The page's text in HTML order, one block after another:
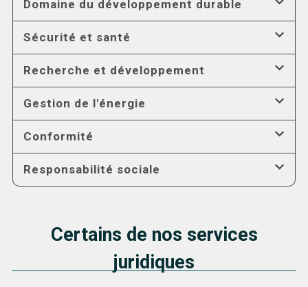
Domaine du développement durable
Sécurité et santé
Recherche et développement
Gestion de l'énergie
Conformité
Responsabilité sociale
Certains de nos services
juridiques